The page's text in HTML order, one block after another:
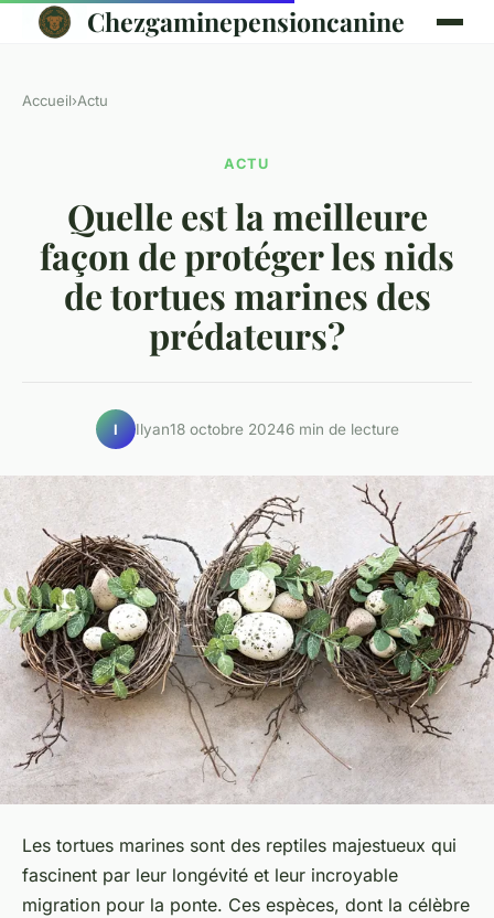
Chezgaminepensioncanine
Accueil›Actu
ACTU
Quelle est la meilleure
façon de protéger les nids
de tortues marines des
prédateurs?
I Ilyan18 octobre 20246 min de lecture
Les tortues marines sont des reptiles majestueux qui
fascinent par leur longévité et leur incroyable
migration pour la ponte. Ces espèces, dont la célèbre